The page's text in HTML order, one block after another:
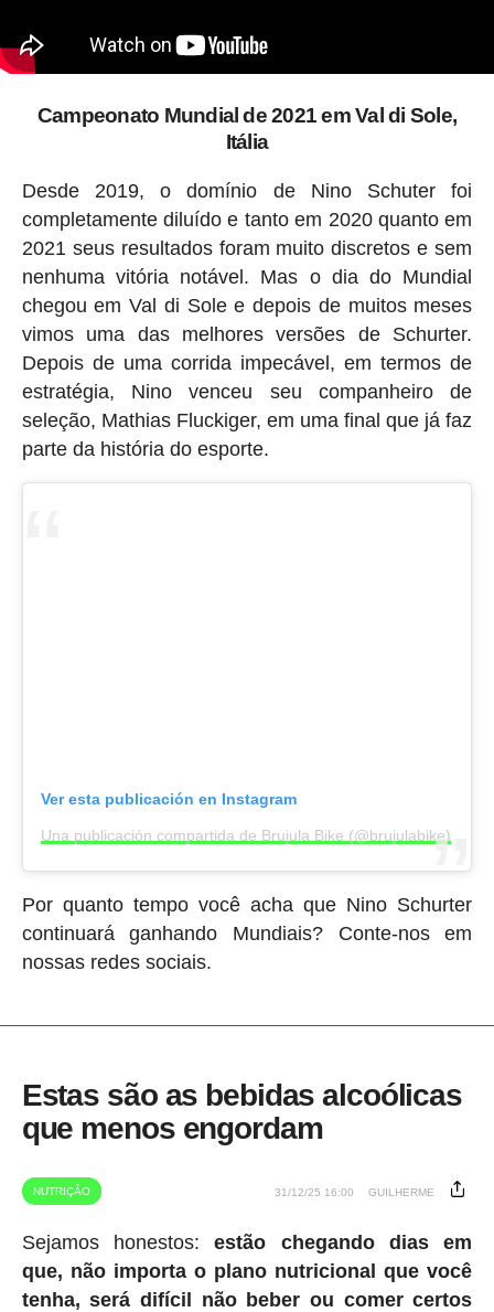
Campeonato Mundial de 2021 em Val di Sole,
Itália
Desde 2019, o domínio de Nino Schuter foi
completamente diluído e tanto em 2020 quanto em
2021 seus resultados foram muito discretos e sem
nenhuma vitória notável. Mas o dia do Mundial
chegou em Val di Sole e depois de muitos meses
vimos uma das melhores versões de Schurter.
Depois de uma corrida impecável, em termos de
estratégia, Nino venceu seu companheiro de
seleção, Mathias Fluckiger, em uma final que já faz
parte da história do esporte.
Ver esta publicación en Instagram
Una publicación compartida de Brujula Bike (@brujulabike)
Por quanto tempo você acha que Nino Schurter
continuará ganhando Mundiais? Conte-nos em
nossas redes sociais.
Estas são as bebidas alcoólicas
que menos engordam
NUTRIÇÃO 31/12/25 16:00 GUILHERME
Sejamos honestos:estão chegando dias em
que, não importa o plano nutricional que você
tenha, será difícil não beber ou comer certos